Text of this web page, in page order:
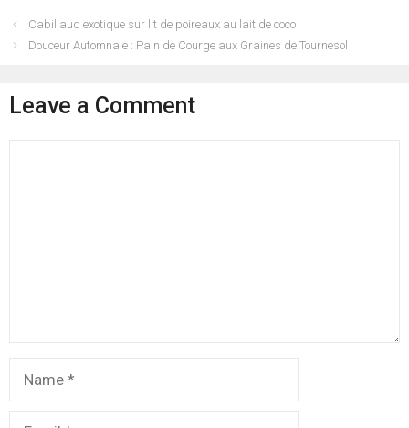
Cabillaud exotique sur lit de poireaux au lait de coco
Douceur Automnale : Pain de Courge aux Graines de Tournesol
Leave a Comment